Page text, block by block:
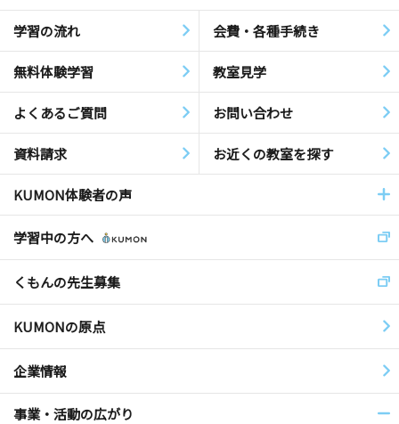
学習の流れ 会費・各種手続き
無料体験学習 教室見学
よくあるご質問 お問い合わせ
資料請求 お近くの教室を探す
KUMON体験者の声
学習中の方へ
くもんの先生募集
KUMONの原点
企業情報
事業・活動の広がり